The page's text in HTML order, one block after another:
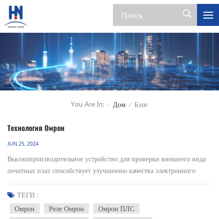
You Are In: / Дом / Блог
Технология Омрон
JUN 25, 2024
Высокопроизводительное устройство для проверки внешнего вида
печатных плат способствует улучшению качества электронного
оборудования.В бытовой технике, мобильных телефонах и другом
электронном оборудовании есть много мест для использования
«печатных плат», сваренных с электронными деталями и
ТЕГИ :
Омрон
Реле Омрон
Омрон ПЛС